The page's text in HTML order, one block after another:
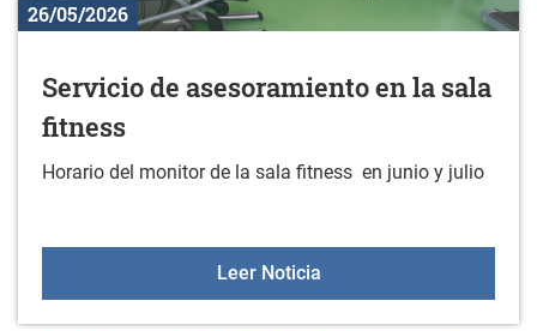
26/05/2026
Servicio de asesoramiento en la sala
fitness
Horario del monitor de la sala fitness en junio y julio
Leer NoticiaServicio de